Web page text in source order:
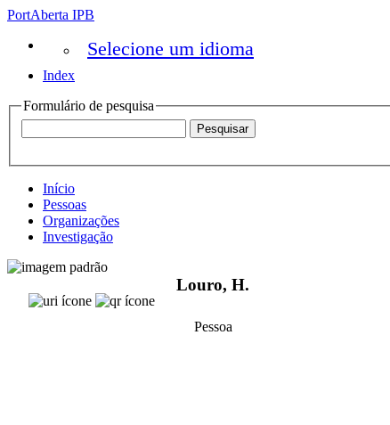
PortAberta IPB
Selecione um idioma
Index
Formulário de pesquisa
Início
Pessoas
Organizações
Investigação
Louro, H.
Pessoa